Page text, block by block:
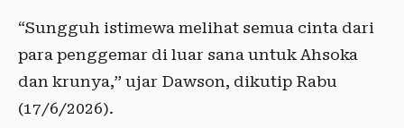
“Sungguh istimewa melihat semua cinta dari
para penggemar di luar sana untuk Ahsoka
dan krunya,” ujar Dawson, dikutip Rabu
(17/6/2026).